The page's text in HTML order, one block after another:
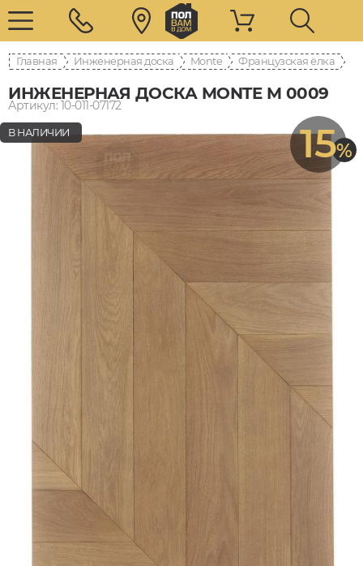
Главная Инженерная доска Monte Французская ёлка
ИНЖЕНЕРНАЯ ДОСКА MONTE M 0009
Артикул: 10-011-07172
15%
В НАЛИЧИИ